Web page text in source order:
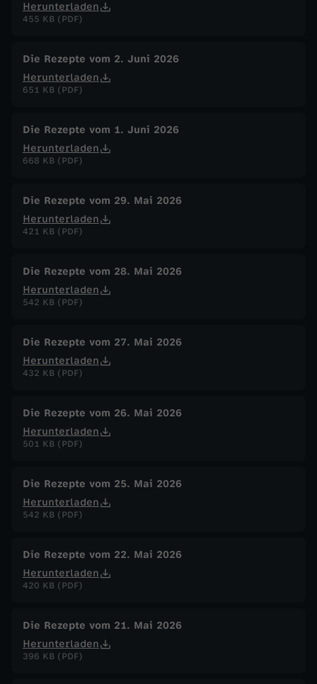
Herunterladen
455 KB (PDF)
Die Rezepte vom 2. Juni 2026
Herunterladen
651 KB (PDF)
Die Rezepte vom 1. Juni 2026
Herunterladen
668 KB (PDF)
Die Rezepte vom 29. Mai 2026
Herunterladen
421 KB (PDF)
Die Rezepte vom 28. Mai 2026
Herunterladen
542 KB (PDF)
Die Rezepte vom 27. Mai 2026
Herunterladen
432 KB (PDF)
Die Rezepte vom 26. Mai 2026
Herunterladen
501 KB (PDF)
Die Rezepte vom 25. Mai 2026
Herunterladen
542 KB (PDF)
Die Rezepte vom 22. Mai 2026
Herunterladen
420 KB (PDF)
Die Rezepte vom 21. Mai 2026
Herunterladen
396 KB (PDF)